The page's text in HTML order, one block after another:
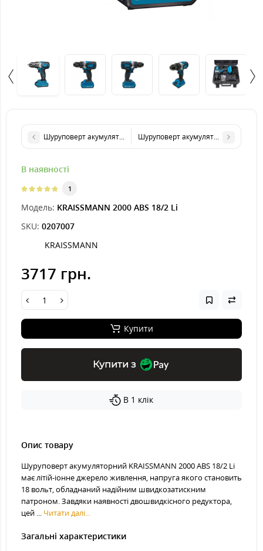
Шуруповерт акумуляторний професійний KRAISSMANN 2000
Шуруповерт акумуляторний
В наявності
1
Модель: KRAISSMANN 2000 ABS 18/2 Li
SKU: 0207007
KRAISSMANN
3717 грн.
Купити
Купити з
В 1 клік
Опис товару
Шуруповерт акумуляторний KRAISSMANN 2000 ABS 18/2 Li
має літій-іонне джерело живлення, напруга якого становить
18 вольт, обладнаний надійним швидкозатискним
патроном. Завдяки наявності двошвидкісного редуктора,
цей ... Читати далі...
Загальні характеристики